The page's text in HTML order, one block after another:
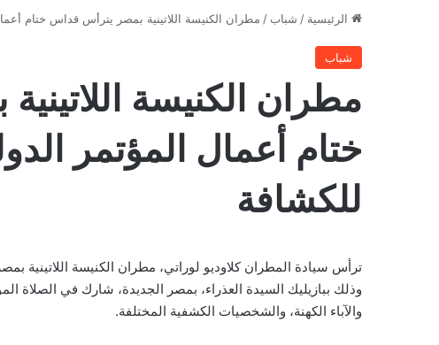
الرئيسية / شباب / مطران الكنيسة اللاتينية بمصر يترأس قداس ختام
شباب
مطران الكنيسة
ختام أعمال المؤتمر
للكشافة
ترأس سيادة المطران كلاوديو لوراتي، مطران الكنيسة اللاتينية
وذلك ببازيليك السيدة العذراء، بمصر الجديدة، شارك في الصلاة
والآباء الكهنة، والشخصيات الكشفية المختلفة.